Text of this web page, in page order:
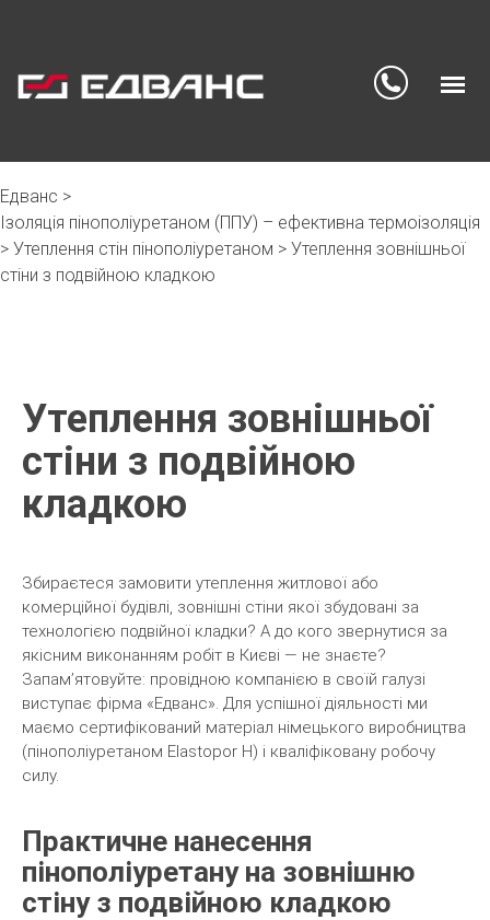
to
content
Едванс >
Ізоляція пінополіуретаном (ППУ) – ефективна термоізоляція
> Утеплення стін пінополіуретаном > Утеплення зовнішньої
стіни з подвійною кладкою
Утеплення зовнішньої
стіни з подвійною
кладкою
Збираєтеся замовити утеплення житлової або
комерційної будівлі, зовнішні стіни якої збудовані за
технологією подвійної кладки? А до кого звернутися за
якісним виконанням робіт в Києві — не знаєте?
Запам’ятовуйте: провідною компанією в своїй галузі
виступає фірма «Едванс». Для успішної діяльності ми
маємо сертифікований матеріал німецького виробництва
(пінополіуретаном Elastopor H) і кваліфіковану робочу
силу.
Практичне нанесення
пінополіуретану на зовнішню
стіну з подвійною кладкою